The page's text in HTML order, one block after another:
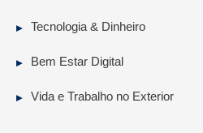
Tecnologia & Dinheiro
Bem Estar Digital
Vida e Trabalho no Exterior